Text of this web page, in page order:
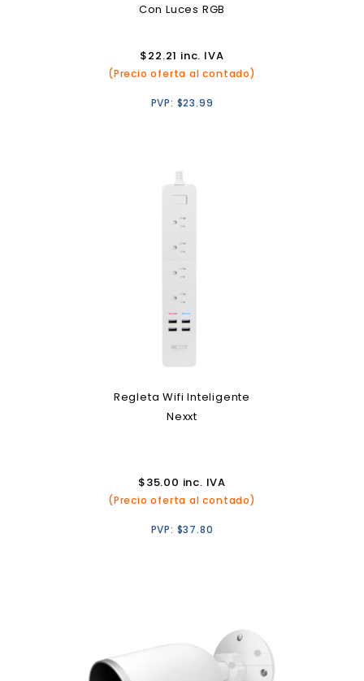
Con Luces RGB
$22.21 inc. IVA
(Precio oferta al contado)
PVP: $23.99
Regleta Wifi Inteligente
Nexxt
$35.00 inc. IVA
(Precio oferta al contado)
PVP: $37.80